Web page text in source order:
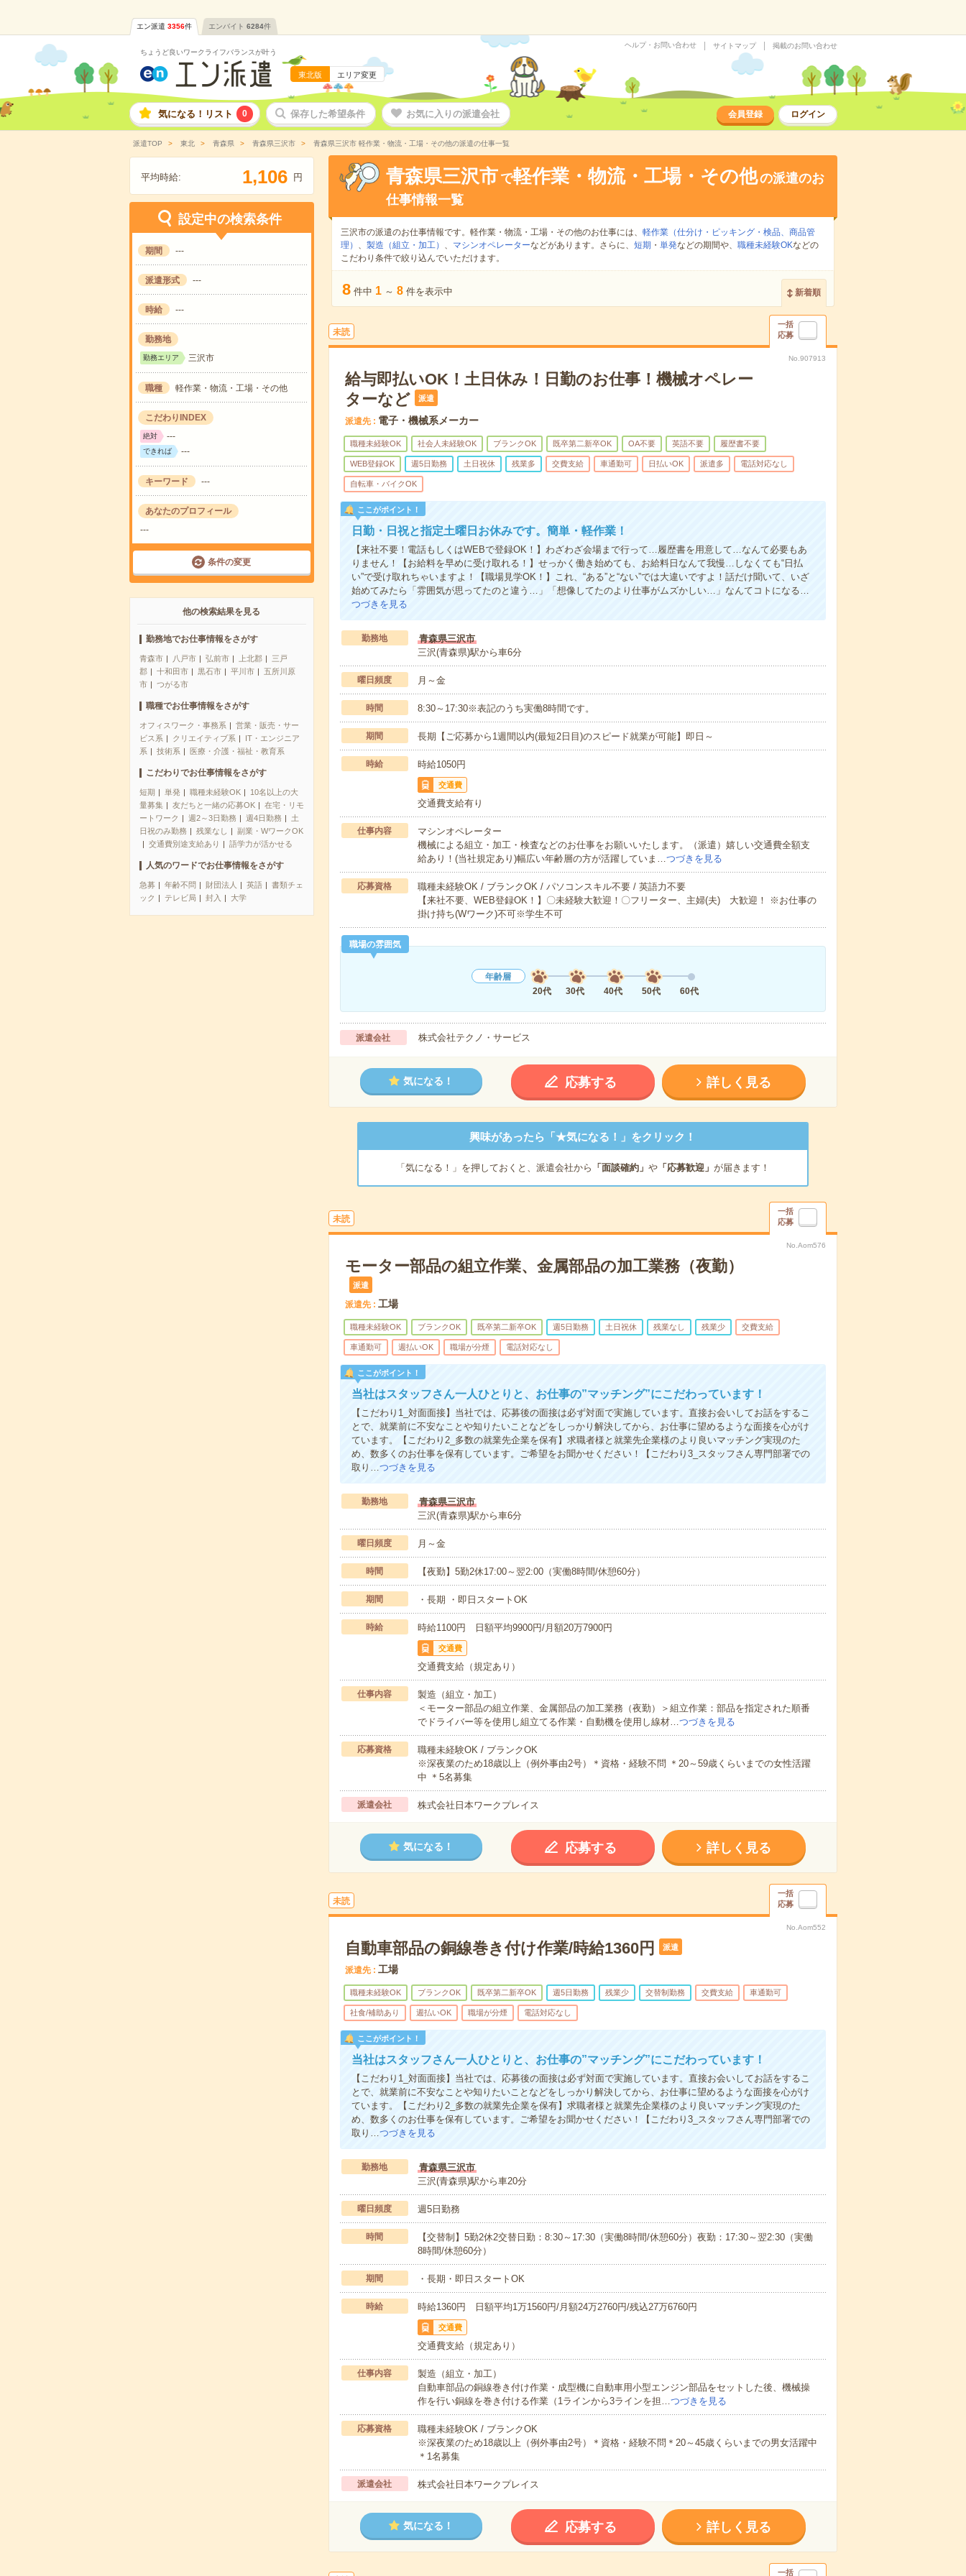
エン派遣 3356件 エンバイト 6284件
ちょうど良いワークライフバランスが叶う
東北版 エリア変更
ヘルプ・お問い合わせ サイトマップ 掲載のお問い合わせ
気になる！リスト 0 保存した希望条件 お気に入りの派遣会社 会員登録 ログイン
派遣TOP 東北 青森県 青森県三沢市 青森県三沢市 軽作業・物流・工場・その他の派遣の仕事一覧
平均時給: 1,106 円
設定中の検索条件
期間 ---
派遣形式 ---
時給 ---
勤務地
勤務エリア 三沢市
職種 軽作業・物流・工場・その他
こだわりINDEX
絶対 ---
できれば ---
キーワード ---
あなたのプロフィール
---
条件の変更
他の検索結果を見る
勤務地でお仕事情報をさがす
青森市 八戸市 弘前市 上北郡
三戸
郡
十和田市 黒石市 平川市
五所川原
市
つがる市
職種でお仕事情報をさがす
オフィスワーク・事務系
営業・販売・サー
ビス系
クリエイティブ系
IT・エンジニア
系
技術系 医療・介護・福祉・教育系
こだわりでお仕事情報をさがす
短期 単発 職種未経験OK
10名以上の大
量募集
友だちと一緒の応募OK
在宅・リモ
ートワーク
週2～3日勤務 週4日勤務
土
日祝のみ勤務
残業なし
副業・WワークOK
交通費別途支給あり
語学力が活かせる
人気のワードでお仕事情報をさがす
急募 年齢不問 財団法人 英語
書類チェ
ック
テレビ局 封入 大学
青森県三沢市 で軽作業・物流・工場・その他の派遣のお
仕事情報一覧
三沢市の派遣のお仕事情報です。軽作業・物流・工場・その他のお仕事には、 軽作業（仕分け・ピッキング・検品、商品管
理） 、 製造（組立・加工） 、 マシンオペレーターなどがあります。さらに、 短期 ・ 単発などの期間や、 職種未経験OKなどの
こだわり条件で絞り込んでいただけます。
8 件中 1 ～ 8 件を表示中 新着順
未読
一括
応募
No.907913
給与即払いOK！土日休み！日勤のお仕事！機械オペレー
ターなど
派遣
派遣先 電子・機械系メーカー
職種未経験OK 社会人未経験OK ブランクOK 既卒第二新卒OK OA不要 英語不要 履歴書不要
WEB登録OK 週5日勤務 土日祝休 残業多 交費支給 車通勤可 日払いOK 派遣多 電話対応なし
自転車・バイクOK
ここがポイント！
日勤・日祝と指定土曜日お休みです。簡単・軽作業！
【来社不要！電話もしくはWEBで登録OK！】わざわざ会場まで行って…履歴書を用意して…なんて必要もあ
りません！【お給料を早めに受け取れる！】せっかく働き始めても、お給料日なんて我慢…しなくても“日払
い”で受け取れちゃいますよ！【職場見学OK！】これ、“ある”と“ない”では大違いですよ！話だけ聞いて、いざ
始めてみたら「雰囲気が思ってたのと違う…」「想像してたのより仕事がムズかしい…」なんてコトになる…
つづきを見る
勤務地
青森県三沢市
三沢(青森県)駅から車6分
曜日頻度 月～金
時間 8:30～17:30※表記のうち実働8時間です。
期間 長期【ご応募から1週間以内(最短2日目)のスピード就業が可能】即日～
時給 時給1050円
交通費
交通費支給有り
仕事内容
マシンオペレーター
機械による組立・加工・検査などのお仕事をお願いいたします。（派遣）嬉しい交通費全額支
給あり！(当社規定あり)幅広い年齢層の方が活躍していま…つづきを見る
応募資格
職種未経験OK / ブランクOK / パソコンスキル不要 / 英語力不要
【来社不要、WEB登録OK！】〇未経験大歓迎！〇フリーター、主婦(夫) 大歓迎！ ※お仕事の
掛け持ち(Wワーク)不可※学生不可
職場の雰囲気
年齢層
20代
30代 40代 50代 60代
派遣会社 株式会社テクノ・サービス
気になる！ 応募する 詳しく見る
興味があったら「★気になる！」をクリック！
「気になる！」を押しておくと、派遣会社から 「面談確約」 や「応募歓迎」 が届きます！
未読
一括
応募
No.Aom576
モーター部品の組立作業、金属部品の加工業務（夜勤）
派遣
派遣先 工場
職種未経験OK ブランクOK 既卒第二新卒OK 週5日勤務 土日祝休 残業なし 残業少 交費支給
車通勤可 週払いOK 職場が分煙 電話対応なし
ここがポイント！
当社はスタッフさん一人ひとりと、お仕事の”マッチング”にこだわっています！
【こだわり1_対面面接】当社では、応募後の面接は必ず対面で実施しています。直接お会いしてお話をするこ
とで、就業前に不安なことや知りたいことなどをしっかり解決してから、お仕事に望めるような面接を心がけ
ています。【こだわり2_多数の就業先企業を保有】求職者様と就業先企業様のより良いマッチング実現のた
め、数多くのお仕事を保有しています。ご希望をお聞かせください！【こだわり3_スタッフさん専門部署での
取り… つづきを見る
勤務地
青森県三沢市
三沢(青森県)駅から車6分
曜日頻度 月～金
時間 【夜勤】5勤2休17:00～翌2:00（実働8時間/休憩60分）
期間 ・長期 ・即日スタートOK
時給 時給1100円 日額平均9900円/月額20万7900円
交通費
交通費支給（規定あり）
仕事内容
製造（組立・加工）
＜モーター部品の組立作業、金属部品の加工業務（夜勤）＞組立作業：部品を指定された順番
でドライバー等を使用し組立てる作業・自動機を使用し線材… つづきを見る
応募資格
職種未経験OK / ブランクOK
※深夜業のため18歳以上（例外事由2号）＊資格・経験不問 ＊20～59歳くらいまでの女性活躍
中 ＊5名募集
派遣会社 株式会社日本ワークプレイス
気になる！ 応募する 詳しく見る
未読
一括
応募
No.Aom552
自動車部品の銅線巻き付け作業/時給1360円 派遣
派遣先 工場
職種未経験OK ブランクOK 既卒第二新卒OK 週5日勤務 残業少 交替制勤務 交費支給 車通勤可
社食/補助あり 週払いOK 職場が分煙 電話対応なし
ここがポイント！
当社はスタッフさん一人ひとりと、お仕事の”マッチング”にこだわっています！
【こだわり1_対面面接】当社では、応募後の面接は必ず対面で実施しています。直接お会いしてお話をするこ
とで、就業前に不安なことや知りたいことなどをしっかり解決してから、お仕事に望めるような面接を心がけ
ています。【こだわり2_多数の就業先企業を保有】求職者様と就業先企業様のより良いマッチング実現のた
め、数多くのお仕事を保有しています。ご希望をお聞かせください！【こだわり3_スタッフさん専門部署での
取り… つづきを見る
勤務地
青森県三沢市
三沢(青森県)駅から車20分
曜日頻度 週5日勤務
時間
【交替制】5勤2休2交替日勤：8:30～17:30（実働8時間/休憩60分）夜勤：17:30～翌2:30（実働
8時間/休憩60分）
期間 ・長期・即日スタートOK
時給 時給1360円 日額平均1万1560円/月額24万2760円/残込27万6760円
交通費
交通費支給（規定あり）
仕事内容
製造（組立・加工）
自動車部品の銅線巻き付け作業・成型機に自動車用小型エンジン部品をセットした後、機械操
作を行い銅線を巻き付ける作業（1ラインから3ラインを担… つづきを見る
応募資格
職種未経験OK / ブランクOK
※深夜業のため18歳以上（例外事由2号）＊資格・経験不問＊20～45歳くらいまでの男女活躍中
＊1名募集
派遣会社 株式会社日本ワークプレイス
気になる！ 応募する 詳しく見る
一括